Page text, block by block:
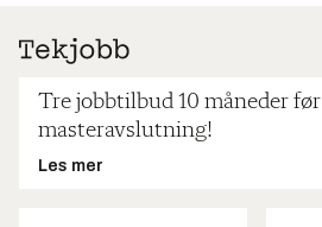
Tre jobbtilbud 10 måneder før
masteravslutning!
Les mer